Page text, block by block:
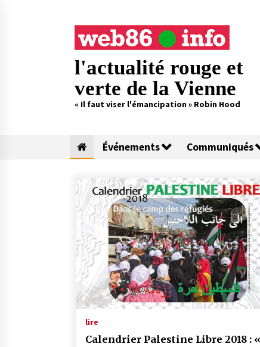
l'actualité rouge et
verte de la Vienne
« Il faut viser l'émancipation » Robin Hood
Événements Communiqués
lire
Calendrier Palestine Libre 2018 : «